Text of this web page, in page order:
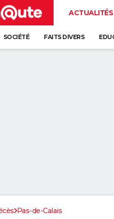
ACTUALITÉS
SOCIÉTÉ FAITS DIVERS
Pas-de-Calais